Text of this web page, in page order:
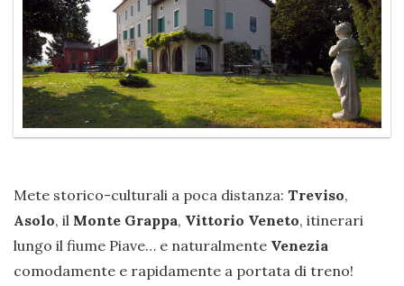
Mete storico-culturali a poca distanza: Treviso,
Asolo, il Monte Grappa, Vittorio Veneto, itinerari
lungo il fiume Piave… e naturalmente Venezia
comodamente e rapidamente a portata di treno!